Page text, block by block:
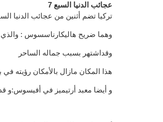
7 عجائب الدنيا السبع
تركيا تضم أثنين من عجائب الدنيا
وهما ضريح هاليكارناسسوس : والذي
وقداشتهر بسبب جماله الساحر
هذا المكان مازال بالأمكان رؤيته
و أيضا معبد أرتيميز في أفيسوس:و